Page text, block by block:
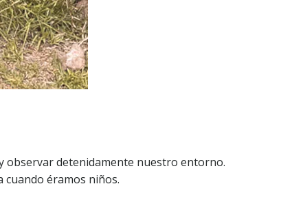
observar detenidamente nuestro entorno.
cuando éramos niños.